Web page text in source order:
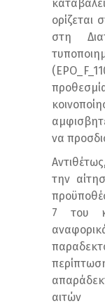
ορίζεται
στη
να
την
7 του
αιτών